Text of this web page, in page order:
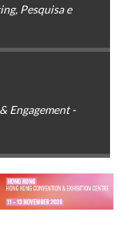
Pesquisa e
Engagement -